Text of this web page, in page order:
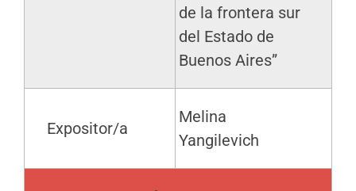
de la frontera sur
del Estado de
Buenos Aires”
Expositor/a
Melina
Yangilevich